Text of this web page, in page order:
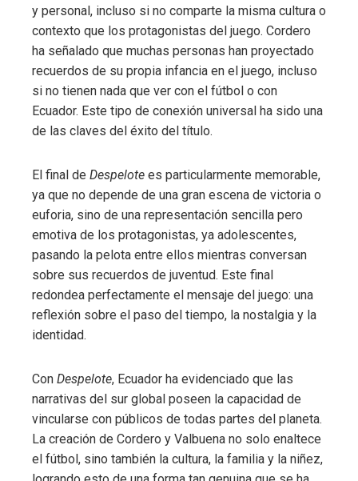
y personal, incluso si no comparte la misma cultura o
contexto que los protagonistas del juego. Cordero
ha señalado que muchas personas han proyectado
recuerdos de su propia infancia en el juego, incluso
si no tienen nada que ver con el fútbol o con
Ecuador. Este tipo de conexión universal ha sido una
de las claves del éxito del título.
El final de Despelote es particularmente memorable,
ya que no depende de una gran escena de victoria o
euforia, sino de una representación sencilla pero
emotiva de los protagonistas, ya adolescentes,
pasando la pelota entre ellos mientras conversan
sobre sus recuerdos de juventud. Este final
redondea perfectamente el mensaje del juego: una
reflexión sobre el paso del tiempo, la nostalgia y la
identidad.
Con Despelote, Ecuador ha evidenciado que las
narrativas del sur global poseen la capacidad de
vincularse con públicos de todas partes del planeta.
La creación de Cordero y Valbuena no solo enaltece
el fútbol, sino también la cultura, la familia y la niñez,